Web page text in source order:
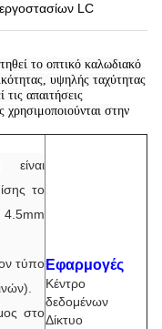
LC
το οπτικό καλωδιακό
υψηλής ταχύτητας
απαιτήσεις
στην
είναι
το
τύπο
στο
Εφαρμογές
Κέντρο
δεδομένων
Δίκτυο